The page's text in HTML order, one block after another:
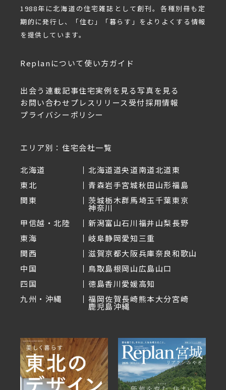
1988年に北海道の住宅雑誌として創刊。各種別冊も定
期的に発行し、「住む」「暮らす」をよりよくする情報
を提供しています。
Replanについて使い方ガイド
出会う 連載記事住宅実例を見る写真を見る
お問い合わせ プレスリリース受付採用情報
プライバシーポリシー
エリア別：住宅会社一覧
北海道 北海道道央道南道北道東
東北
青森岩手宮城秋田山形福島
関東
茨城栃木群馬埼玉千葉東京
神奈川
甲信越・北陸
新潟富山石川福井山梨長野
東海
岐阜静岡愛知三重
関西
滋賀京都大阪兵庫奈良和歌山
中国
鳥取島根岡山広島山口
四国
徳島香川愛媛高知
九州・沖縄
福岡佐賀長崎熊本大分宮崎
鹿児島沖縄